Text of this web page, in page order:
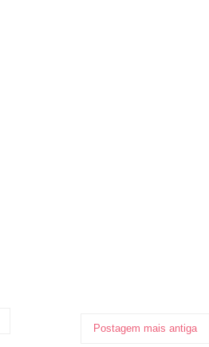
Postagem mais antiga